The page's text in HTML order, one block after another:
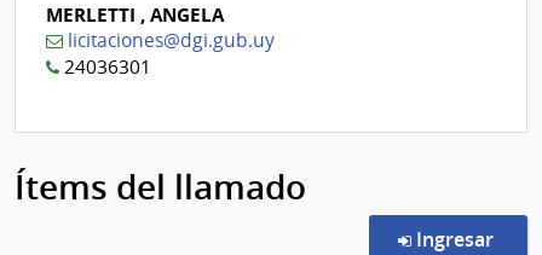
MERLETTI , ANGELA
licitaciones@dgi.gub.uy
24036301
Ítems del llamado
Ingresar